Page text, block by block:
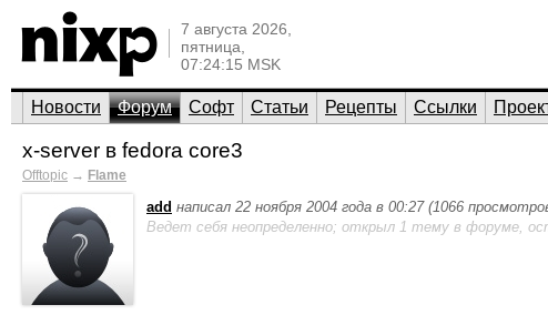
7 августа 2026,
пятница,
07:24:15 MSK
Новости Форум Софт Статьи Рецепты Ссылки
x-server в fedora core3
Offtopic → Flame
add написал 22 ноября 2004 года в 00:27 (1066
Ведет себя неопределенно; открыл 1 тему в форуме,